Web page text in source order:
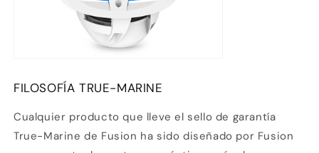
FILOSOFÍA TRUE-MARINE
Cualquier producto que lleve el sello de garantía
True-Marine de Fusion ha sido diseñado por Fusion
Compra ahora y paga a meses